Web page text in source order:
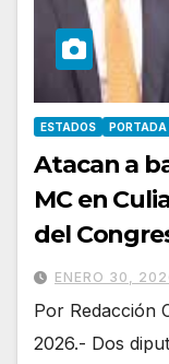
ESTADOS PORTADA
Atacan a
MC en
del
ENERO 30,
Por Redacción
2026.- Dos